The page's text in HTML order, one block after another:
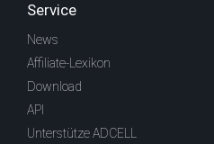
Service
News
Affiliate-Lexikon
Download
API
Unterstütze ADCELL